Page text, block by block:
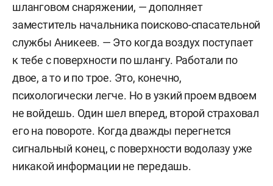
шланговом снаряжении, — дополняет
заместитель начальника поисково-спасательной
службы Аникеев. — Это когда воздух поступает
к тебе с поверхности по шлангу. Работали по
двое, а то и по трое. Это, конечно,
психологически легче. Но в узкий проем вдвоем
не войдешь. Один шел вперед, второй страховал
его на повороте. Когда дважды перегнется
сигнальный конец, с поверхности водолазу уже
никакой информации не передашь.